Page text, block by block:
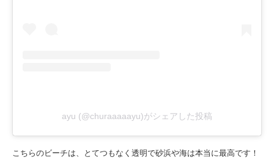
ayu (@churaaaaayu)がシェアした投稿
こちらのビーチは、とてつもなく透明で砂浜や海は本当に最高です！